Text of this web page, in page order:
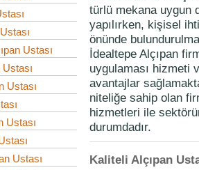
Ustası
Ustası
Ustası
Ustası
Ustası
türlü mekana uygun
yapılırken, kişisel
önünde
İdealtepe Alçıpan
uygulaması hizmeti
avantajlar
niteliğe sahip olan
hizmetleri ile
durumdadır.
Kaliteli Alçıpan